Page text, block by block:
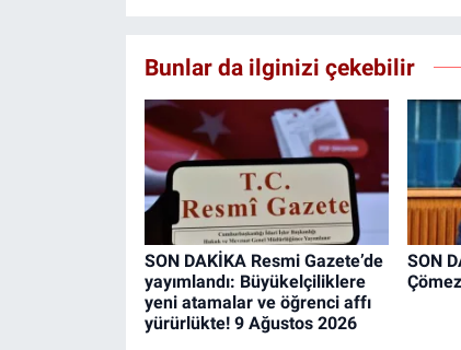
Bunlar da ilginizi çekebilir
SON DAKİKA Resmi Gazete’de
yayımlandı: Büyükelçiliklere
yeni atamalar ve öğrenci affı
yürürlükte! 9 Ağustos 2026
SON